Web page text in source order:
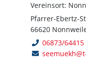
Vereinsort:
Pfarrer-Ebertz-
66620
06873/64415